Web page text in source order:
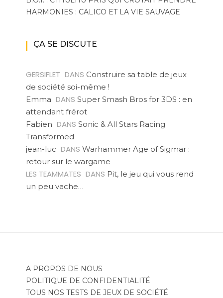
HARMONIES : CALICO ET LA VIE SAUVAGE
ÇA SE DISCUTE
GERSIFLET DANS Construire sa table de jeux
de société soi-même !
Emma DANS Super Smash Bros for 3DS : en
attendant frérot
Fabien DANS Sonic & All Stars Racing
Transformed
jean-luc DANS Warhammer Age of Sigmar :
retour sur le wargame
LES TEAMMATES DANS Pit, le jeu qui vous rend
un peu vache…
A PROPOS DE NOUS
POLITIQUE DE CONFIDENTIALITÉ
TOUS NOS TESTS DE JEUX DE SOCIÉTÉ